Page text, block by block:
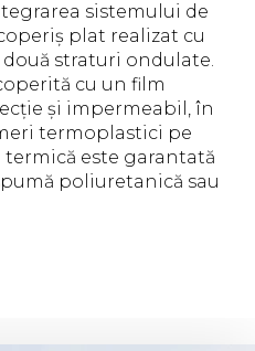
sistemului de
plat realizat cu
straturi ondulate.
cu un film
și impermeabil, în
termoplastici pe
termică este garantată
poliuretanică sau